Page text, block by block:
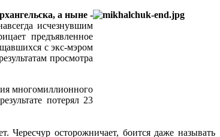
а ныне -
исчезнувшим
предъявленное
с экс-мэром
просмотра
многомиллионного
потерял 23
осторожничает, боится даже называть